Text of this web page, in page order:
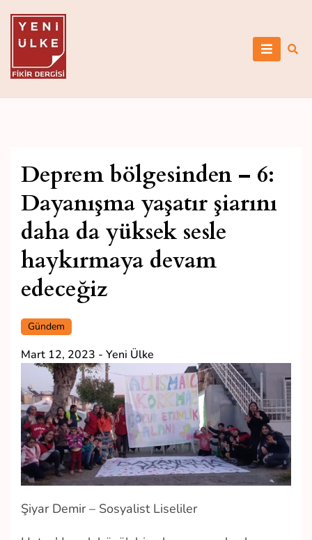
content
Yeni Ülke
Deprem bölgesinden – 6:
Dayanışma yaşatır şiarını
daha da yüksek sesle
haykırmaya devam
edeceğiz
Gündem
Mart 12, 2023 - Yeni Ülke
Şiyar Demir – Sosyalist Liseliler